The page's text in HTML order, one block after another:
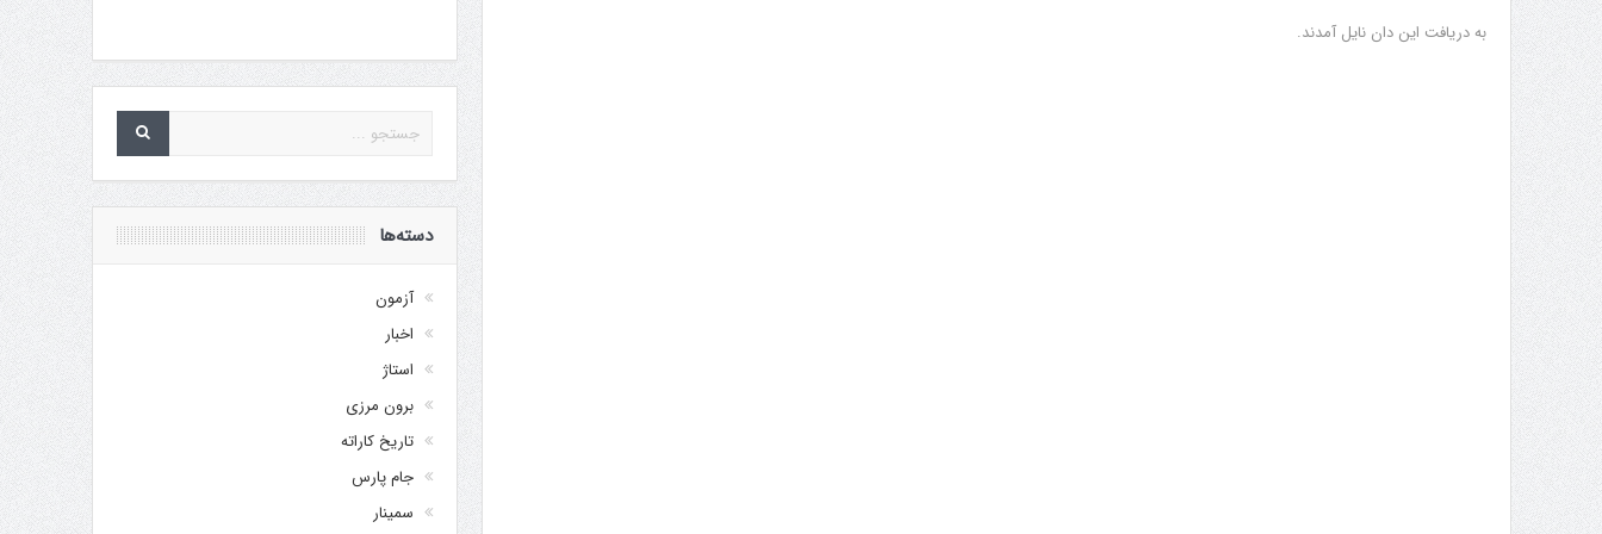
به دریافت این دان نایل آمدند.
دسته‌ها
آزمون
اخبار
استاژ
برون مرزی
تاریخ کاراته
جام پارس
سمینار